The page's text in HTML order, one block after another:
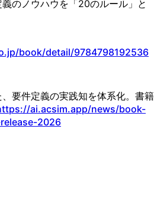
のノウハウを「20のルール」と
book/detail/9784798192536
要件定義の実践知を体系化。書籍
ai.acsim.app/news/book-
2026